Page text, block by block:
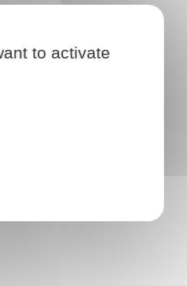
to activate